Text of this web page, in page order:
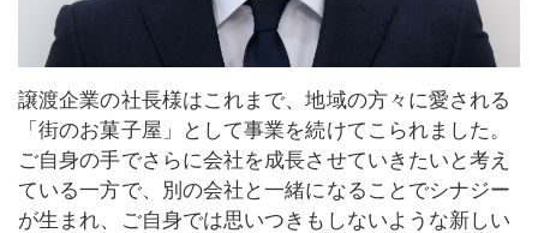
譲渡企業の社長様はこれまで、地域の方々に愛される
「街のお菓子屋」として事業を続けてこられました。
ご自身の手でさらに会社を成長させていきたいと考え
ている一方で、別の会社と一緒になることでシナジー
が生まれ、ご自身では思いつきもしないような新しい